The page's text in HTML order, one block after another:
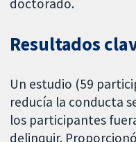
doctorado.
Resultados
Un estudio (59
reducía la conducta
los participantes
delinquir.